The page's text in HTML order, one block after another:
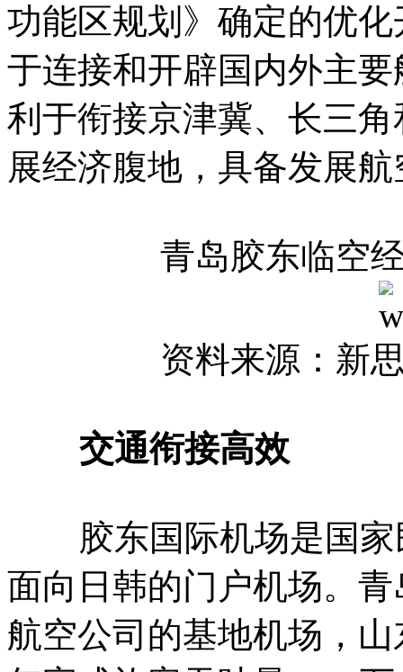
功能区规划》确定的优
于连接和开辟国内外主
利于衔接京津冀、长三
展经济腹地，具备发展
青岛胶东临空
资料来源：新
交通衔接高效
胶东国际机场是国家
面向日韩的门户机场。
航空公司的基地机场，